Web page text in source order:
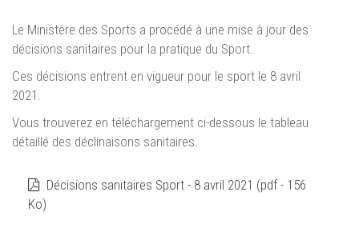
Le Ministère des Sports a procédé à une mise à jour des
décisions sanitaires pour la pratique du Sport.
Ces décisions entrent en vigueur pour le sport le 8 avril
2021.
Vous trouverez en téléchargement ci-dessous le tableau
détaillé des déclinaisons sanitaires.
Décisions sanitaires Sport - 8 avril 2021 (pdf - 156
Ko)